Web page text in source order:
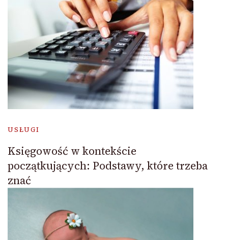
USŁUGI
Księgowość w kontekście
początkujących: Podstawy, które trzeba
znać